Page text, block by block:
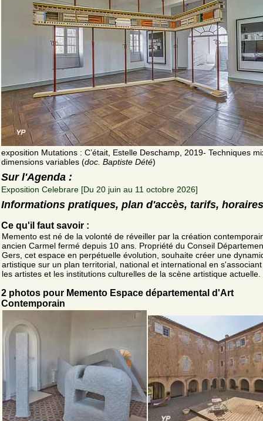
exposition Mutations : C’était, Estelle Deschamp, 2019- Techniques
dimensions variables (doc. Baptiste Dété)
Sur l'Agenda :
Exposition Celebrare [Du 20 juin au 11 octobre 2026]
Informations pratiques, plan d'accès, tarifs, horaires
Ce qu'il faut savoir :
Memento est né de la volonté de réveiller par la création
ancien Carmel fermé depuis 10 ans. Propriété du Conseil
Gers, cet espace en perpétuelle évolution, souhaite créer une
artistique sur un plan territorial, national et international en
les artistes et les institutions culturelles de la scène artistique actuelle.
2 photos pour Memento Espace départemental d'Art
Contemporain